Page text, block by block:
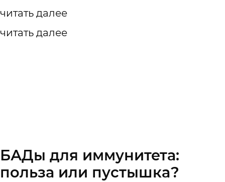
читать далее
БАДы для иммунитета:
польза или пустышка?
читать далее